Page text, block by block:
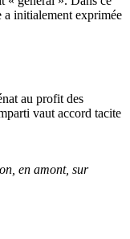
a initialement exprimée
au profit des
vaut accord tacite
en amont, sur